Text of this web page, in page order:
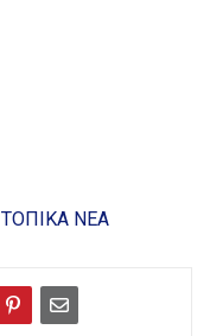
ΤΟΠΙΚΑ ΝΕΑ